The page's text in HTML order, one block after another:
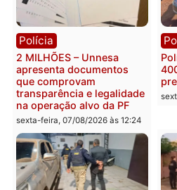
Política
Marcos Rogério apresenta
Plano de Governo com
228 projetos, metas
públicas e
acompanhamento de
resultados
sexta-feira, 07/08/2026 às 18:49